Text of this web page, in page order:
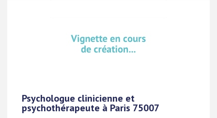
Psychologue clinicienne et
psychothérapeute à Paris 75007